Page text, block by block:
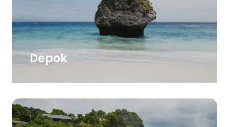
Depok